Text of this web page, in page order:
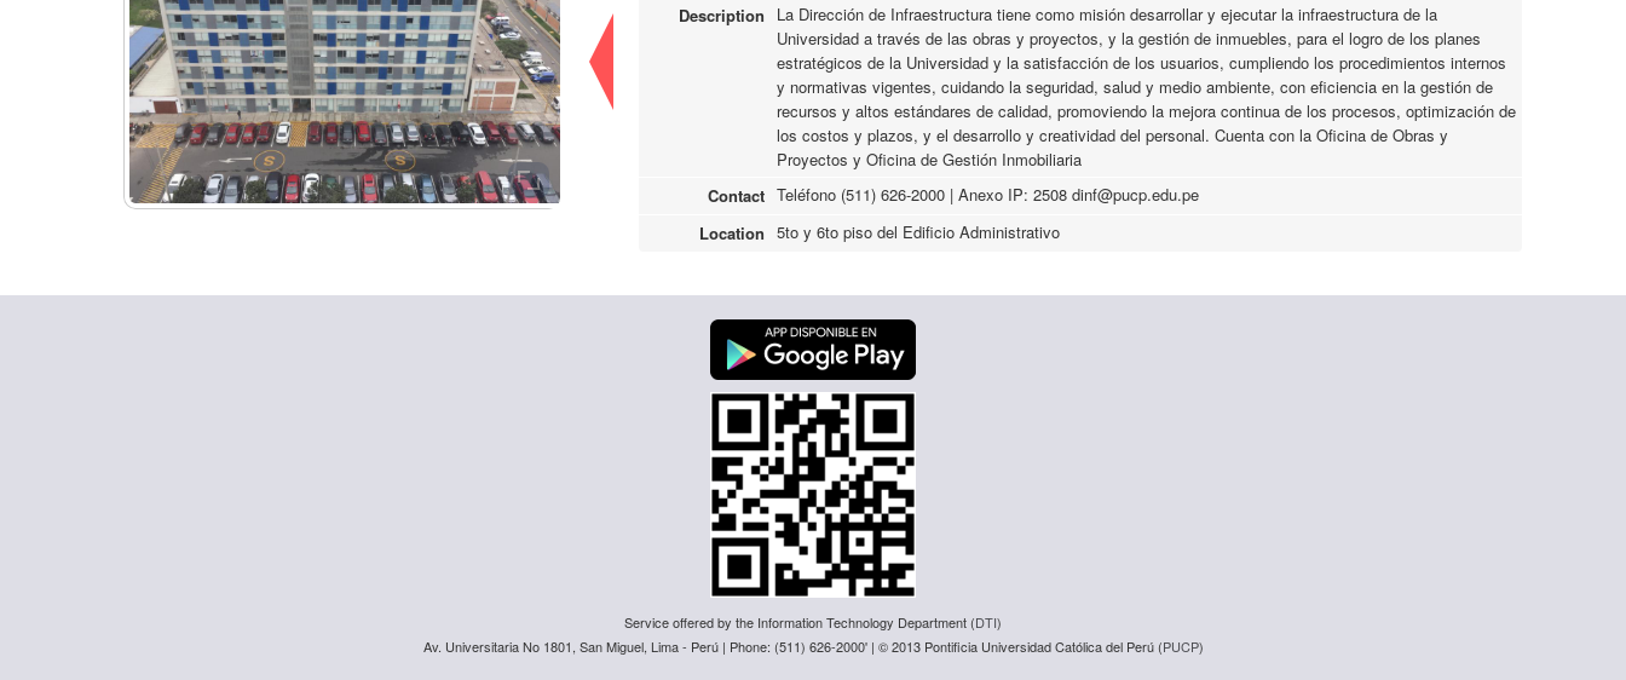
Description
La Dirección de Infraestructura tiene como misión desarrollar y ejecutar la infraestructura de la
Universidad a través de las obras y proyectos, y la gestión de inmuebles, para el logro de los planes
estratégicos de la Universidad y la satisfacción de los usuarios, cumpliendo los procedimientos internos
y normativas vigentes, cuidando la seguridad, salud y medio ambiente, con eficiencia en la gestión de
recursos y altos estándares de calidad, promoviendo la mejora continua de los procesos, optimización de
los costos y plazos, y el desarrollo y creatividad del personal. Cuenta con la Oficina de Obras y
Proyectos y Oficina de Gestión Inmobiliaria
Contact Teléfono (511) 626-2000 | Anexo IP: 2508 dinf@pucp.edu.pe
Location 5to y 6to piso del Edificio Administrativo
Service offered by the Information Technology Department (DTI)
Av. Universitaria No 1801, San Miguel, Lima - Perú | Phone: (511) 626-2000' | © 2013 Pontificia Universidad Católica del Perú (PUCP)